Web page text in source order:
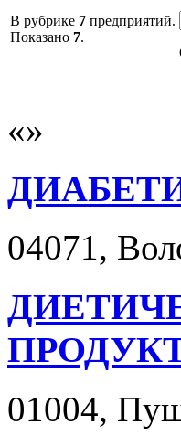
В рубрике 7 предприятий.
Показано 7.
04071,
01004,